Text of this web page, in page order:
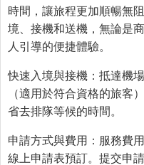
時間，讓旅程更加順暢無
境、接機和送機，無論是
人引導的便捷體驗。
快速入境與接機：抵達機
（適用於符合資格的旅客
省去排隊等候的時間。
申請方式與費用：服務費
線上申請表預訂。提交申